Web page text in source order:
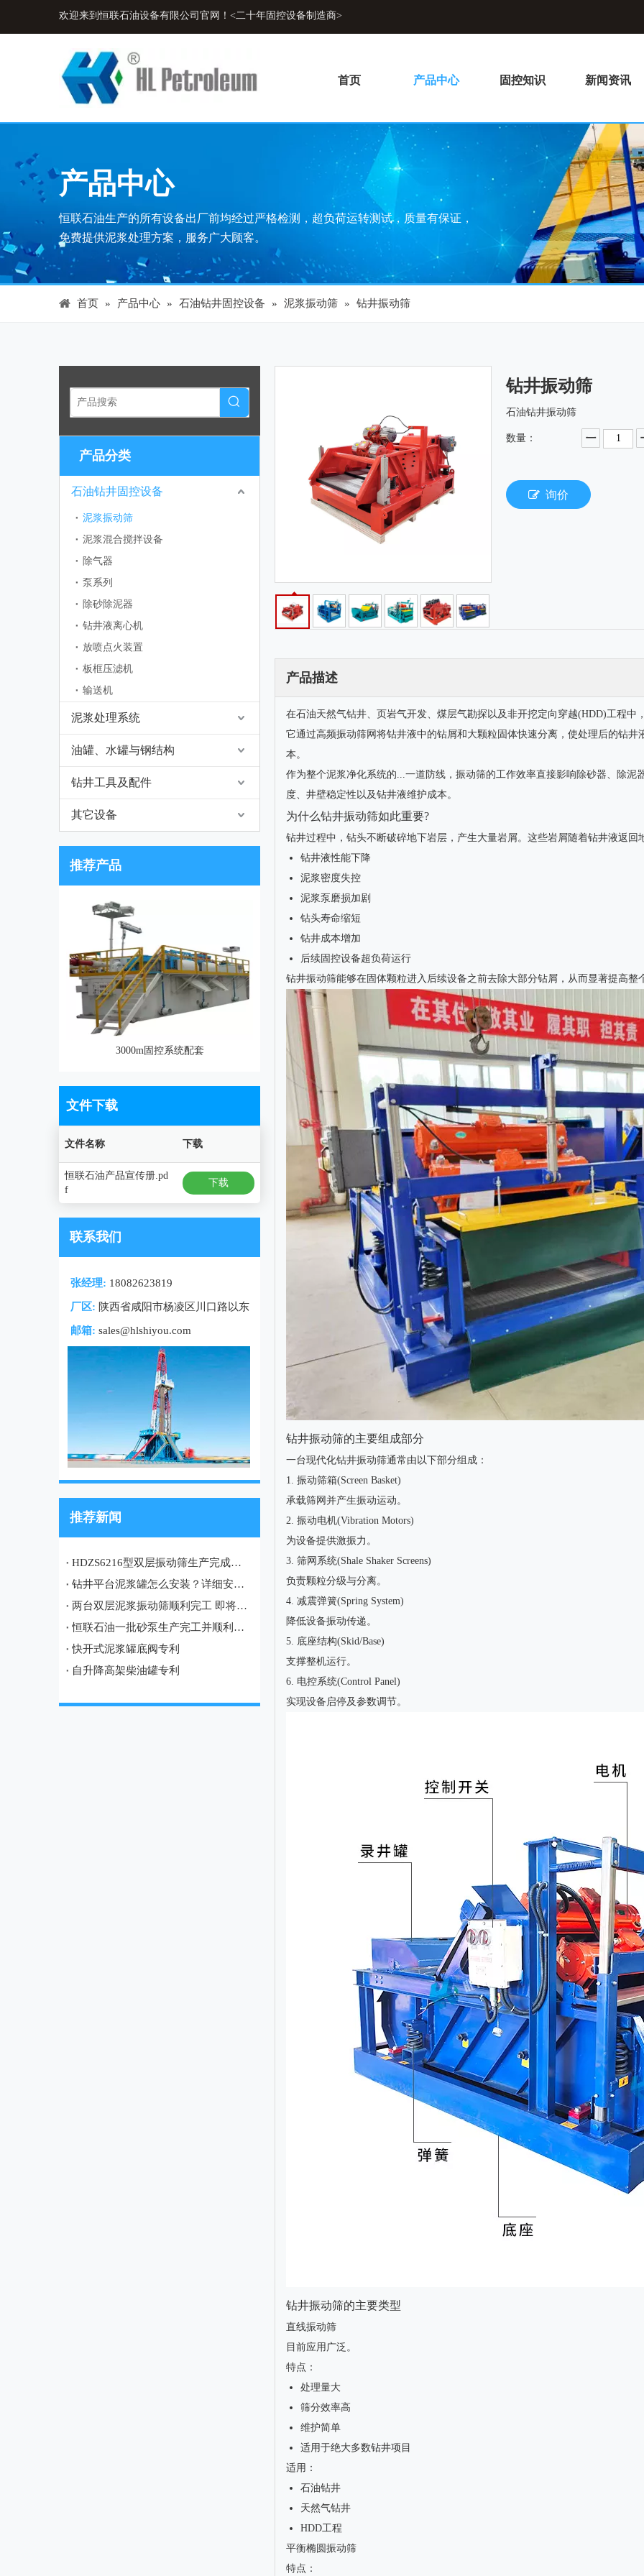
欢迎来到恒联石油设备有限公司官网！<二十年固控设备制造商>
首页 产品中心 固控知识 新闻资讯
产品中心
恒联石油生产的所有设备出厂前均经过严格检测，超负荷运转测试，质量有保证，
免费提供泥浆处理方案，服务广大顾客。
首页 » 产品中心 » 石油钻井固控设备 » 泥浆振动筛 » 钻井振动筛
产品分类
石油钻井固控设备
泥浆振动筛
泥浆混合搅拌设备
除气器
泵系列
除砂除泥器
钻井液离心机
放喷点火装置
板框压滤机
输送机
泥浆处理系统
油罐、水罐与钢结构
钻井工具及配件
其它设备
推荐产品
3000m固控系统配套
泥浆罐
文件下载
文件名称 下载
恒联石油产品宣传册.pd
f
下载
联系我们
张经理: 18082623819
厂区: 陕西省咸阳市杨凌区川口路以东
邮箱: sales@hlshiyou.com
推荐新闻
HDZS6216型双层振动筛生产完成，即将发往土库曼斯坦油田项目
钻井平台泥浆罐怎么安装？详细安装流程、注意事项及现场案例
两台双层泥浆振动筛顺利完工 即将发往哈萨克斯坦油田项目
恒联石油一批砂泵生产完工并顺利发往宝鸡
快开式泥浆罐底阀专利
自升降高架柴油罐专利
钻井振动筛
石油钻井振动筛
数量：
询价
产品描述
在石油天然气钻井、页岩气开发、煤层气勘探以及非开挖定向穿越(HDD)工程中
它通过高频振动筛网将钻井液中的钻屑和大颗粒固体快速分离，使处理后的钻
本。
作为整个泥浆净化系统的...一道防线，振动筛的工作效率直接影响除砂器、除泥
度、井壁稳定性以及钻井液维护成本。
为什么钻井振动筛如此重要?
钻井过程中，钻头不断破碎地下岩层，产生大量岩屑。这些岩屑随着钻井液返回
钻井液性能下降
泥浆密度失控
泥浆泵磨损加剧
钻头寿命缩短
钻井成本增加
后续固控设备超负荷运行
钻井振动筛能够在固体颗粒进入后续设备之前去除大部分钻屑，从而显著提高整
钻井振动筛的主要组成部分
一台现代化钻井振动筛通常由以下部分组成：
1. 振动筛箱(Screen Basket)
承载筛网并产生振动运动。
2. 振动电机(Vibration Motors)
为设备提供激振力。
3. 筛网系统(Shale Shaker Screens)
负责颗粒分级与分离。
4. 减震弹簧(Spring System)
降低设备振动传递。
5. 底座结构(Skid/Base)
支撑整机运行。
6. 电控系统(Control Panel)
实现设备启停及参数调节。
钻井振动筛的主要类型
直线振动筛
目前应用广泛。
特点：
处理量大
筛分效率高
维护简单
适用于绝大多数钻井项目
适用：
石油钻井
天然气钻井
HDD工程
平衡椭圆振动筛
特点：